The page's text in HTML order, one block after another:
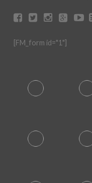
[FM_form id="1"]